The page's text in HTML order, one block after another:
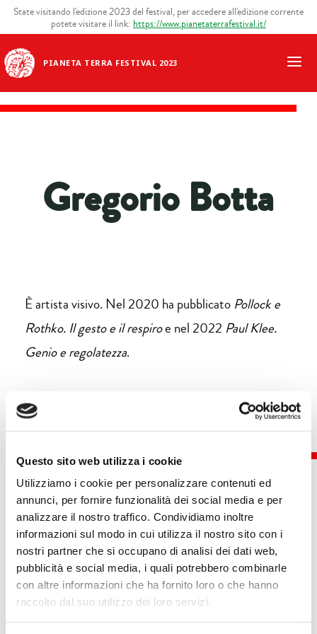
Questo sito web utilizza i cookie
Utilizziamo i cookie per personalizzare contenuti ed
annunci, per fornire funzionalità dei social media e per
analizzare il nostro traffico. Condividiamo inoltre
informazioni sul modo in cui utilizza il nostro sito con i
nostri partner che si occupano di analisi dei dati web,
pubblicità e social media, i quali potrebbero combinarle
con altre informazioni che ha fornito loro o che hanno
raccolto dal suo utilizzo dei loro servizi.
PIANETA TERRA FESTIVAL 2023
State visitando l'edizione 2023 del festival, per accedere all'edizione corrente
potete visitare il link: https://www.pianetaterrafestival.it/
Gregorio Botta
È artista visivo. Nel 2020 ha pubblicato Pollock e
Rothko. Il gesto e il respiroe nel 2022 Paul Klee.
Genio e regolatezza.
Eventi